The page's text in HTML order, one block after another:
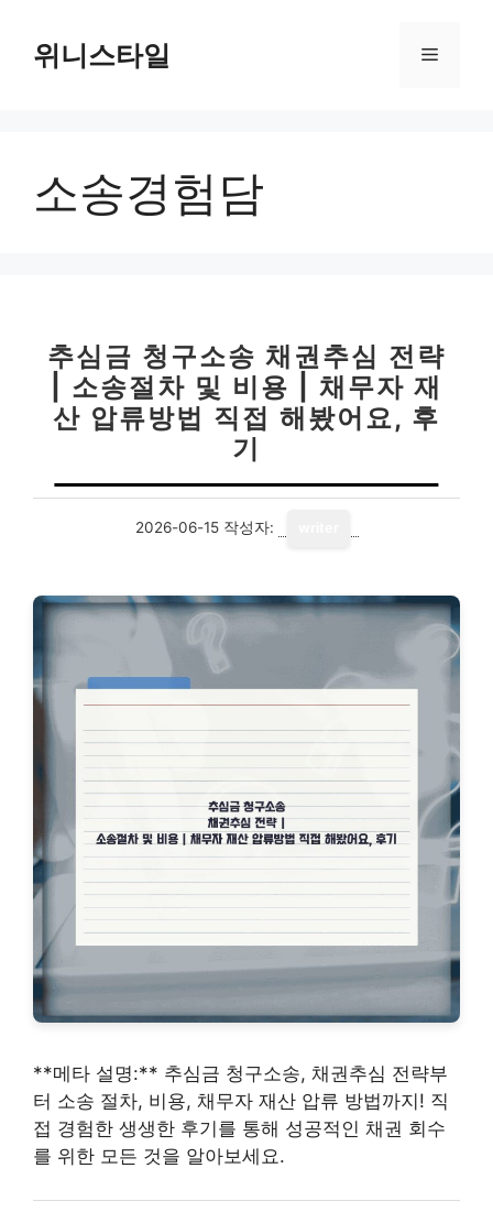
위니스타일 메
소송경험담
추심금 청구소송 채권추심 전략
| 소송절차 및 비용 | 채무자 재
산 압류방법 직접 해봤어요, 후
기
2026-06-15 작성자:
**메타 설명:** 추심금 청구소송, 채권추심 전략부
터 소송 절차, 비용, 채무자 재산 압류 방법까지! 직
접 경험한 생생한 후기를 통해 성공적인 채권 회수
를 위한 모든 것을 알아보세요.